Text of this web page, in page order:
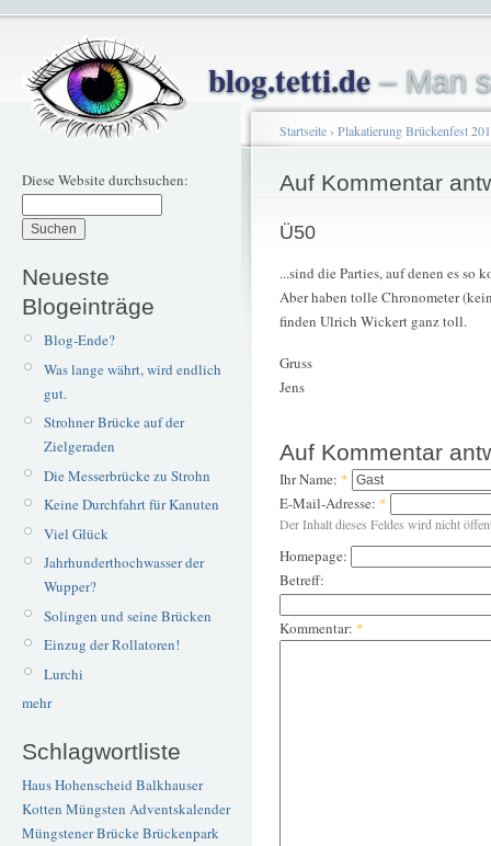
blog.tetti.de– Man
Diese Website durchsuchen:
Neueste
Blogeinträge
Blog-Ende?
Was lange währt, wird endlich
gut.
Strohner Brücke auf der
Zielgeraden
Die Messerbrücke zu Strohn
Keine Durchfahrt für Kanuten
Viel Glück
Jahrhunderthochwasser der
Wupper?
Solingen und seine Brücken
Einzug der Rollatoren!
Lurchi
mehr
Schlagwortliste
Haus Hohenscheid Balkhauser
Kotten Müngsten Adventskalender
Müngstener BrückeBrückenpark
Startseite› Plakatierung Brückenfest
Auf Kommentar
Ü50
...sind die Parties, auf denen es so
Aber haben tolle Chronometer
finden Ulrich Wickert ganz toll.
Gruss
Jens
Auf Kommentar
Ihr Name: *
E-Mail-Adresse: *
Der Inhalt dieses Feldes wird nicht
Homepage:
Betreff:
Kommentar: *